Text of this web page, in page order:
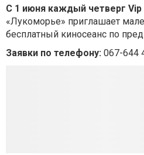
С 1 июня каждый четверг Vip
«Лукоморье» приглашает
бесплатный киносеанс по
Заявки по телефону: 067-644